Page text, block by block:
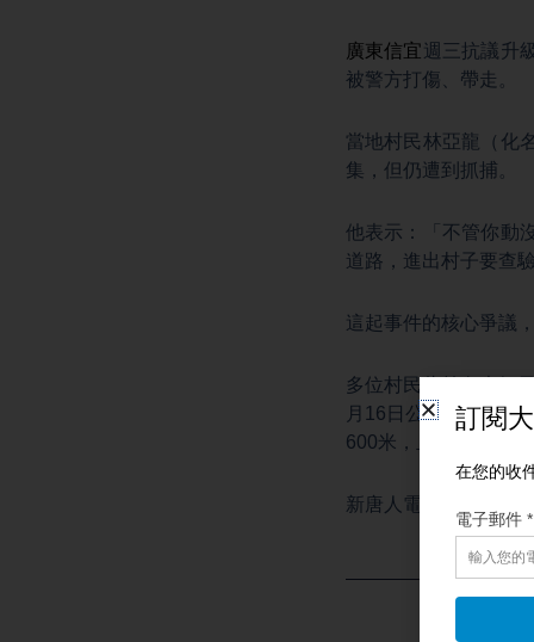
廣東信宜 週三抗議升
被警方打傷、帶走。
當地村民林亞龍（化
集，但仍遭到抓捕。
他表示：「不管你動
道路，進出村子要查
這起事件的核心爭議
多位村民此前向大紀
月16日公示發布，村
600米，且靠近生活
新唐人電視台記者安